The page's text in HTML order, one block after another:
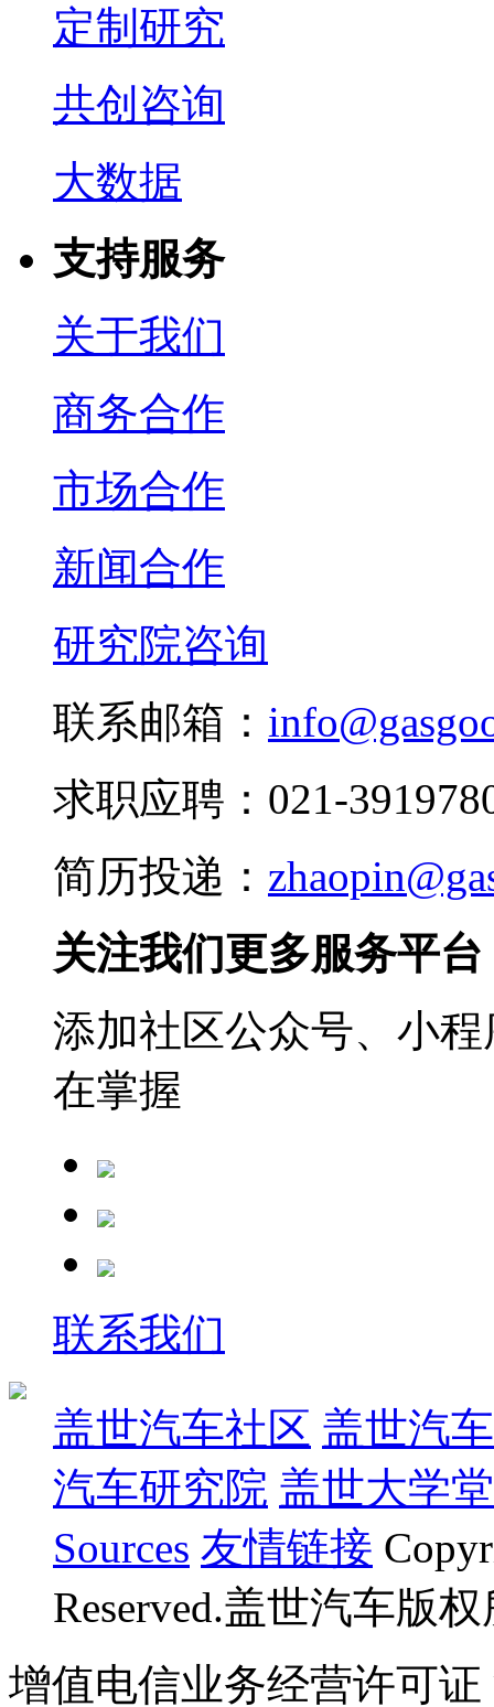
定制研究
共创咨询
大数据
支持服务
关于我们
商务合作
市场合作
新闻合作
研究院咨询
联系邮箱：
求职应聘：021-
简历投递：
关注我们更多服务平台
添加社区公众号、小
在掌握
联系我们
盖世汽车社区 盖世汽
汽车研究院 盖世大学堂
Sources 友情链接
Reserved.盖世汽车版
增值电信业务经营许可证